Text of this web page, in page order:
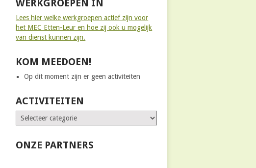
WERKGROEPEN IN
Lees hier welke werkgroepen actief zijn voor
het MEC Etten-Leur en hoe zij ook u mogelijk
van dienst kunnen zijn.
KOM MEEDOEN!
Op dit moment zijn er geen activiteiten
ACTIVITEITEN
ONZE PARTNERS